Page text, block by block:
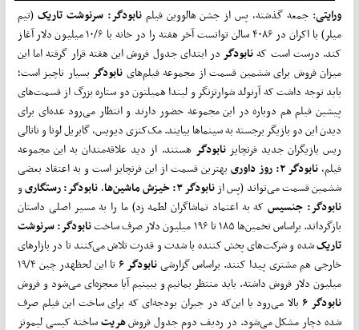
ورایتی: جمعه گذشته، پس از جشن هالووین فیلم نابودگر: سرنوشت تاریک (تیم
میلر) با اکران در ۴۰۸۶ سالن توانست آخر هفته را در خانه با ۱۰/۶ میلیون دلار آغاز
کند. درست است کهنابودگر در ابتدای جدول فروش این هفته قرار گرفته اما این
میزان فروش برای ششمین قسمت از مجموعه فیلم‌هاینابودگر بسیار ناچیز است؛
باید توجه داشت که آرنولد شوارتزنگر و لیندا همیلتون دو ستاره بزرگ از قسمت‌های
پیشین فیلم هم دوباره در این مجموعه حضور دارند و انتظار می‌رود عده‌ای برای
دیدن این دو بازیگر برجسته به سینماها بیایند. مک‌کنزی دیویس، گابریل لونا و ناتالی
ریس بازیگران جدید فرنچایز نابودگرهستند. از دید علاقه‌مندان به این مجموعه
فیلم، نابودگر ۲: روز داوری
بهترین قسمت از این فرنچایز است و به اعتقاد بعضی
ششمین قسمت می‌تواند (پس ازنابودگر ۳: خیزش ماشین‌ها ،نابودگر: رستگاریو
نابودگر: جنسیسکه به اعتماد تماشاگران لطمه زد) ما را به مسیر اصلی داستان
بازگرداند. براساس تخمین‌ها ۱۸۵ تا ۱۹۶ میلیون دلار صرف ساخت
نابودگر: سرنوشت
تاریکشده و شرکت‌های پخش کننده با شدت و قدرت تلاش می‌کنند تا در بازارهای
خارجی هم مشتری پیدا کنند. براساس گزارشینابودگر ۶
تا این لحظهدر چین ۱۹/۴
میلیون دلار فروش داشته. باید منتظر بمانیم و ببینیم آیا معجزه‌ای می‌شود و فروش
نابودگر ۶ بالا می‌رود یا این‌که در جبران بودجه‌ای که برای ساخت این فیلم صرف
شده دچار مشکل می‌شود. در ردیف دوم جدول فروشهریتساخته کیسی لیمونز